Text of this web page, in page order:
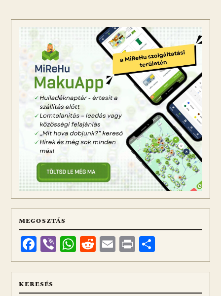
MEGOSZTÁS
Facebook
ViberWhatsApp
Reddit
Email
Print
meg
KERESÉS